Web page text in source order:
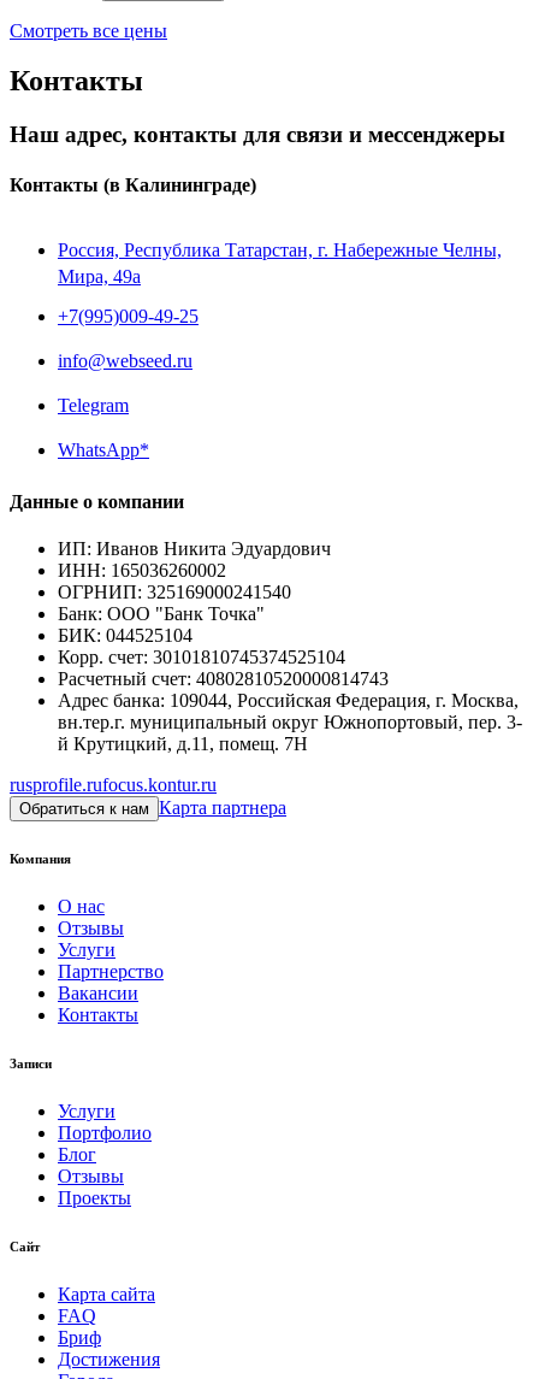
Смотреть все цены
Контакты
Наш адрес, контакты для связи и мессенджеры
Контакты (в Калининграде)
Россия, Республика Татарстан, г. Набережные Челны,
Мира, 49a
+7(995)009-49-25
info@webseed.ru
Telegram
WhatsApp*
Данные о компании
ИП: Иванов Никита Эдуардович
ИНН: 165036260002
ОГРНИП: 325169000241540
Банк: ООО "Банк Точка"
БИК: 044525104
Корр. счет: 30101810745374525104
Расчетный счет: 40802810520000814743
Адрес банка: 109044, Российская Федерация, г. Москва,
вн.тер.г. муниципальный округ Южнопортовый, пер. 3-
й Крутицкий, д.11, помещ. 7Н
rusprofile.rufocus.kontur.ru
Обратиться к нам Карта партнера
Компания
О нас
Отзывы
Услуги
Партнерство
Вакансии
Контакты
Записи
Услуги
Портфолио
Блог
Отзывы
Проекты
Сайт
Карта сайта
FAQ
Бриф
Достижения